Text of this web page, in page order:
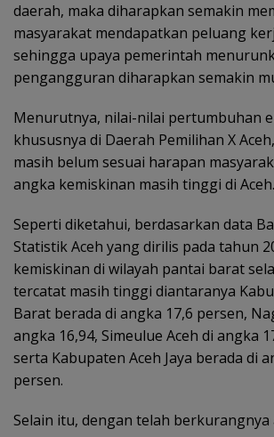
daerah, maka diharapkan semakin
masyarakat mendapatkan peluang
sehingga upaya pemerintah
pengangguran diharapkan semakin
Menurutnya, nilai-nilai pertumbuhan
khususnya di Daerah Pemilihan X
masih belum sesuai harapan
angka kemiskinan masih tinggi di Aceh.
Seperti diketahui, berdasarkan data
Statistik Aceh yang dirilis pada tahun
kemiskinan di wilayah pantai barat
tercatat masih tinggi diantaranya
Barat berada di angka 17,6 persen,
angka 16,94, Simeulue Aceh di angka
serta Kabupaten Aceh Jaya berada di
persen.
Selain itu, dengan telah